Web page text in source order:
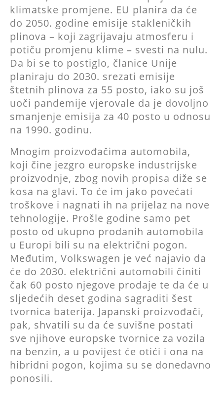
klimatske promjene. EU planira da će
do 2050. godine emisije stakleničkih
plinova – koji zagrijavaju atmosferu i
potiču promjenu klime – svesti na nulu.
Da bi se to postiglo, članice Unije
planiraju do 2030. srezati emisije
štetnih plinova za 55 posto, iako su još
uoči pandemije vjerovale da je dovoljno
smanjenje emisija za 40 posto u odnosu
na 1990. godinu.
Mnogim proizvođačima automobila,
koji čine jezgro europske industrijske
proizvodnje, zbog novih propisa diže se
kosa na glavi. To će im jako povećati
troškove i nagnati ih na prijelaz na nove
tehnologije. Prošle godine samo pet
posto od ukupno prodanih automobila
u Europi bili su na električni pogon.
Međutim, Volkswagen je već najavio da
će do 2030. električni automobili činiti
čak 60 posto njegove prodaje te da će u
sljedećih deset godina sagraditi šest
tvornica baterija. Japanski proizvođači,
pak, shvatili su da će suvišne postati
sve njihove europske tvornice za vozila
na benzin, a u povijest će otići i ona na
hibridni pogon, kojima su se donedavno
ponosili.